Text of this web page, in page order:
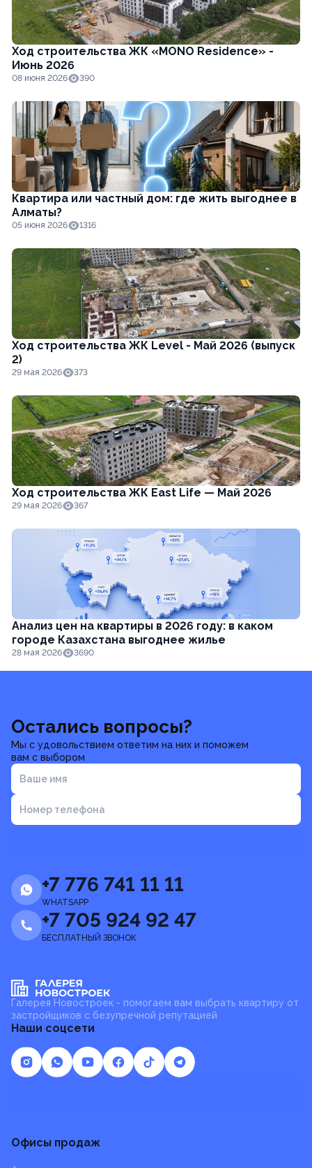
Ход строительства ЖК «MONO Residence» -
Июнь 2026
08 июня 2026 390
Квартира или частный дом: где жить выгоднее в
Алматы?
05 июня 2026 1316
Ход строительства ЖК Level - Май 2026 (выпуск
2)
29 мая 2026 373
Ход строительства ЖК East Life — Май 2026
29 мая 2026 367
Анализ цен на квартиры в 2026 году: в каком
городе Казахстана выгоднее жилье
28 мая 2026 3690
Остались вопросы?
Мы с удовольствием ответим на них и поможем
вам с выбором
Ваше имя
Номер телефона
+7 776 741 11 11
WHATSAPP
+7 705 924 92 47
БЕСПЛАТНЫЙ ЗВОНОК
Галерея Новостроек - помогаем вам выбрать квартиру от
застройщиков с безупречной репутацией
Наши соцсети
Офисы продаж